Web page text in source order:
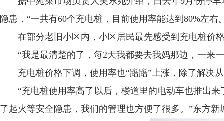
隐患，“一共有60个充电桩，目前使用率能达到80%左右
在部分老旧小区内，小区居民最先感受到充电桩价
“我是最清楚的了，每2天我都要去我妈那边，一来
充电桩价格下调，使用率也“蹭蹭”上涨，除了解决
“充电桩使用率高了以后，楼道里的电动车也推出
了起火等安全隐患，我们的管理也方便了很多。”东方